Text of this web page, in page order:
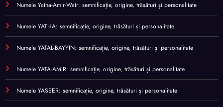
Numele Yatha-Amir-Watr: semnificație, origine, trăsături și personalitate
Numele YATHA: semnificație, origine, trăsături și personalitate
Numele YATAL-BAYYIN: semnificație, origine, trăsături și personalitate
Numele YATA-AMIR: semnificație, origine, trăsături și personalitate
Numele YASSER: semnificație, origine, trăsături și personalitate